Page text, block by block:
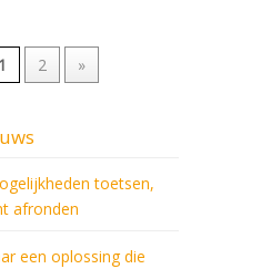
1 2 »
toetsen,
afronden
een oplossing die